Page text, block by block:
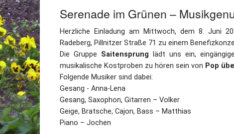
Serenade im Grünen –
Herzliche Einladung am Mittwoch, dem 8. Juni
Radeberg, Pillnitzer Straße 71 zu einem
Die Gruppe Saitensprung lädt uns ein,
musikalische Kostproben zu hören sein von Pop
Folgende Musiker sind dabei:
Gesang - Anna-Lena
Gesang, Saxophon, Gitarren – Volker
Geige, Bratsche, Cajon, Bass – Matthias
Piano – Jochen